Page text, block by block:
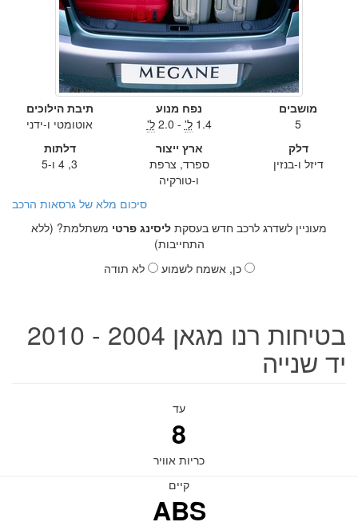
מושבים
5
נפח מנוע
1.4 ל' - 2.0 ל'
תיבת הילוכים
אוטומטי ו-ידני
דלק
דיזל ו-בנזין
ארץ ייצור
ספרד, צרפת
ו-טורקיה
דלתות
3, 4 ו-5
סיכום מלא של גרסאות הרכב
מעוניין לשדרג לרכב חדש בעסקת ליסינג פרטי משתלמת? (ללא
התחייבות)
כן, אשמח לשמוע
לא תודה
בטיחות רנו מגאן 2004 - 2010
יד שנייה
עד
8
כריות אוויר
קיים
ABS